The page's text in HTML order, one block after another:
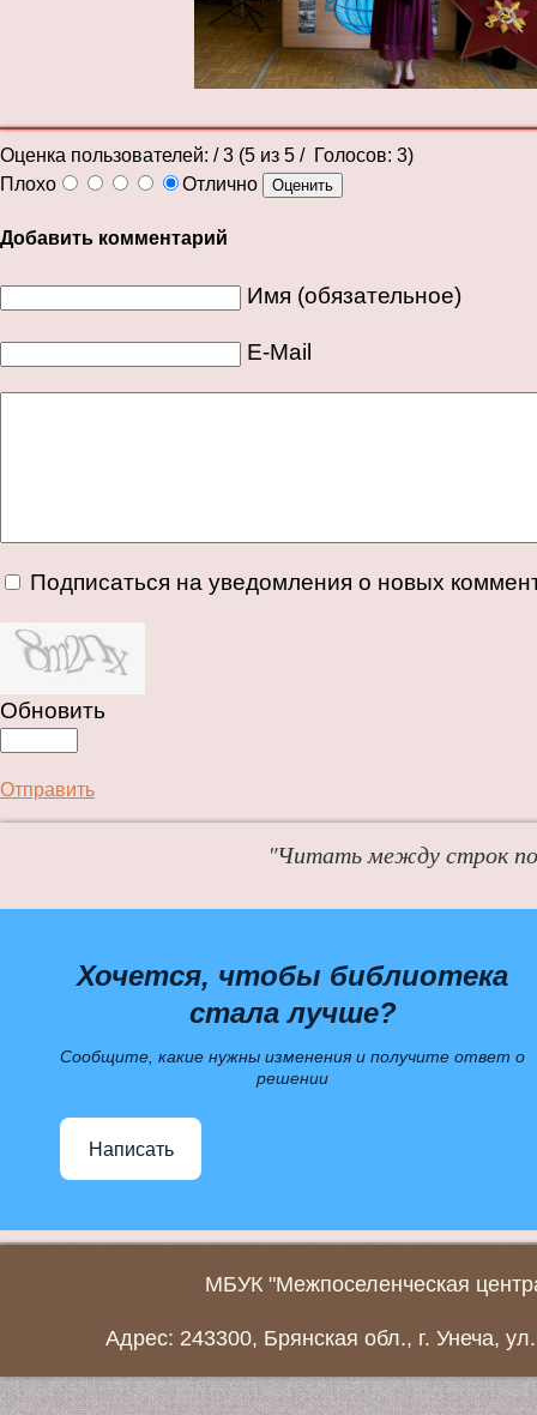
Оценка пользователей: / 3 (5 из 5 / Голосов: 3)
Плохо
Отлично
Добавить комментарий
Имя (обязательное)
E-Mail
Подписаться на уведомления о новых
Обновить
Отправить
"Читать между строк
Хочется, чтобы библиотека
стала лучше?
Сообщите, какие нужны изменения и получите ответ о
решении
Написать
МБУК "Межпоселенческая
Адрес: 243300, Брянская обл., г. Унеча,